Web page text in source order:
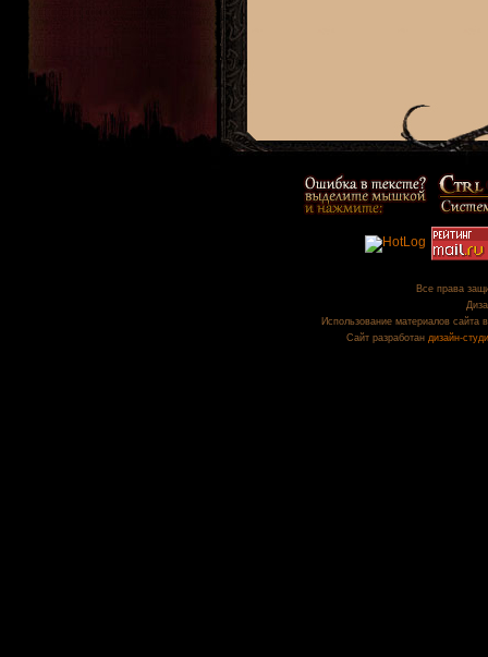
Все права
Использование материалов сайта
Сайт разработан дизайн-